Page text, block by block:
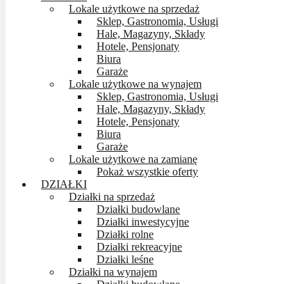
Lokale użytkowe na sprzedaż
Sklep, Gastronomia, Usługi
Hale, Magazyny, Składy
Hotele, Pensjonaty
Biura
Garaże
Lokale użytkowe na wynajem
Sklep, Gastronomia, Usługi
Hale, Magazyny, Składy
Hotele, Pensjonaty
Biura
Garaże
Lokale użytkowe na zamianę
Pokaż wszystkie oferty
DZIAŁKI
Działki na sprzedaż
Działki budowlane
Działki inwestycyjne
Działki rolne
Działki rekreacyjne
Działki leśne
Działki na wynajem